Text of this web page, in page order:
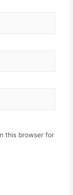
this browser for